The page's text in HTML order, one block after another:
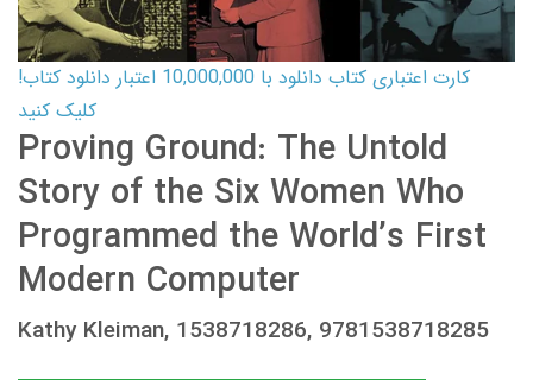
کارت اعتباری کتاب دانلود با 10,000,000 اعتبار دانلود کتاب!
کلیک کنید
Proving Ground: The Untold
Story of the Six Women Who
Programmed the World’s First
Modern Computer
Kathy Kleiman, 1538718286, 9781538718285